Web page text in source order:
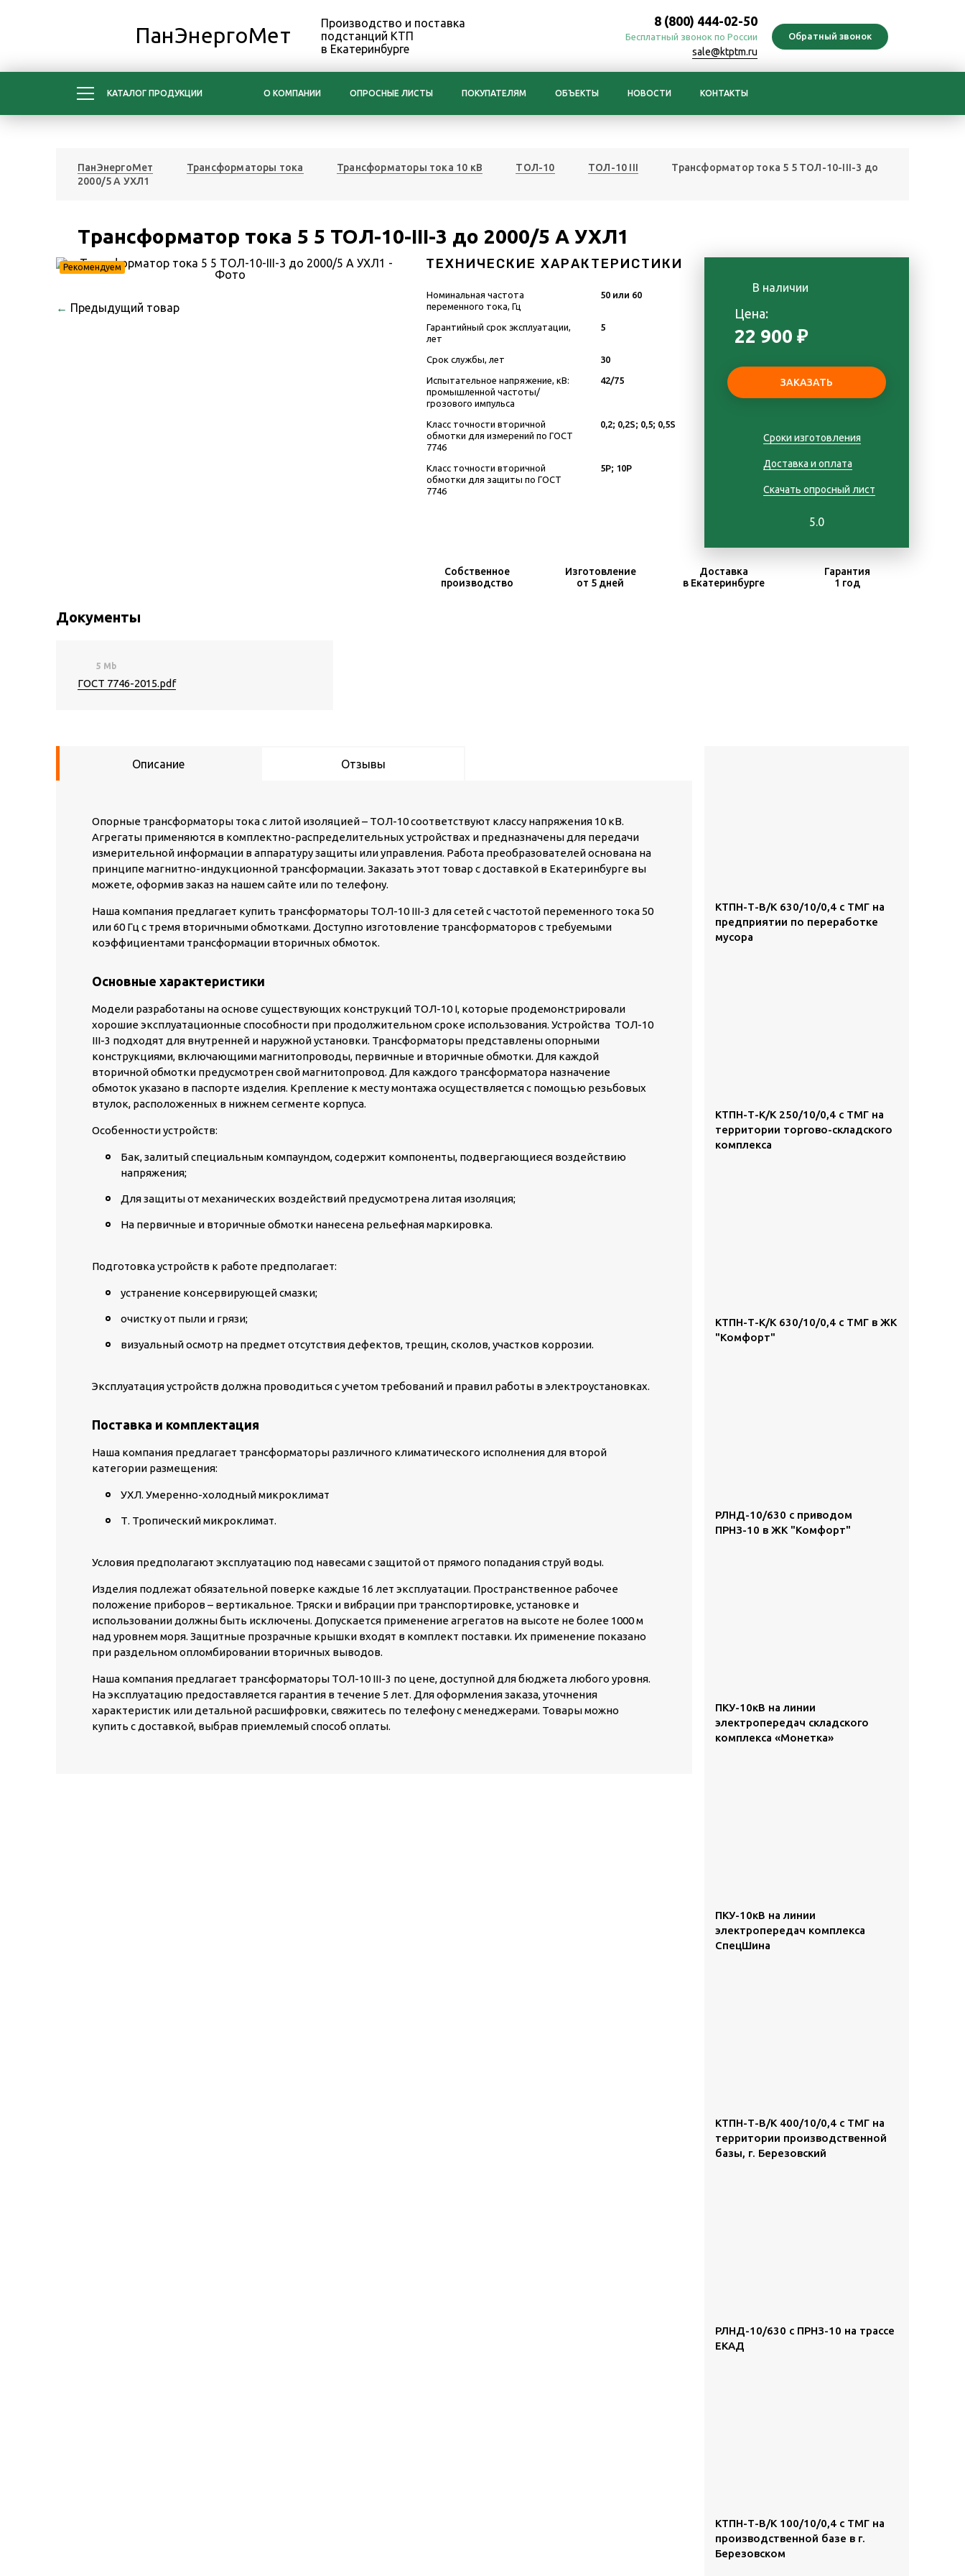
ПанЭнергоМет
Производство и поставка
подстанций КТП
в Екатеринбурге
8 (800) 444-02-50
Бесплатный звонок по России
sale@ktptm.ru
КАТАЛОГ ПРОДУКЦИИ О КОМПАНИИ ОПРОСНЫЕ ЛИСТЫ ПОКУПАТЕЛЯМ ОБЪЕКТЫ НОВОСТИ КОНТАКТЫ
ПанЭнергоМет Трансформаторы тока Трансформаторы тока 10 кВ ТОЛ-10 ТОЛ-10 III
Трансформатор тока 5 5 ТОЛ-10-III-3 до
2000/5 А УХЛ1
Трансформатор тока 5 5 ТОЛ-10-III-3 до 2000/5 А УХЛ1
Рекомендуем
← Предыдущий товар
ТЕХНИЧЕСКИЕ ХАРАКТЕРИСТИКИ
Номинальная частота
переменного тока, Гц
50 или 60
Гарантийный срок эксплуатации,
лет
5
Срок службы, лет 30
Испытательное напряжение, кВ:
промышленной частоты/
грозового импульса
42/75
Класс точности вторичной
обмотки для измерений по ГОСТ
7746
0,2; 0,2S; 0,5; 0,5S
Класс точности вторичной
обмотки для защиты по ГОСТ
7746
5Р; 10Р
В наличии
Цена:
22 900 ₽
Сроки изготовления
Доставка и оплата
Скачать опросный лист
5.0
Собственное
производство
Изготовление
от 5 дней
Доставка
в Екатеринбурге
Гарантия
1 год
Документы
5 Mb
ГОСТ 7746-2015.pdf
Описание Отзывы
Опорные трансформаторы тока с литой изоляцией – ТОЛ-10 соответствуют классу напряжения 10 кВ.
Агрегаты применяются в комплектно-распределительных устройствах и предназначены для передачи
измерительной информации в аппаратуру защиты или управления. Работа преобразователей основана на
принципе магнитно-индукционной трансформации. Заказать этот товар с доставкой в Екатеринбурге вы
можете, оформив заказ на нашем сайте или по телефону.
Наша компания предлагает купить трансформаторы ТОЛ-10 III-3 для сетей с частотой переменного тока 50
или 60 Гц с тремя вторичными обмотками. Доступно изготовление трансформаторов с требуемыми
коэффициентами трансформации вторичных обмоток.
Основные характеристики
Модели разработаны на основе существующих конструкций ТОЛ-10 I, которые продемонстрировали
хорошие эксплуатационные способности при продолжительном сроке использования. Устройства ТОЛ-10
III-3 подходят для внутренней и наружной установки. Трансформаторы представлены опорными
конструкциями, включающими магнитопроводы, первичные и вторичные обмотки. Для каждой
вторичной обмотки предусмотрен свой магнитопровод. Для каждого трансформатора назначение
обмоток указано в паспорте изделия. Крепление к месту монтажа осуществляется с помощью резьбовых
втулок, расположенных в нижнем сегменте корпуса.
Особенности устройств:
Бак, залитый специальным компаундом, содержит компоненты, подвергающиеся воздействию
напряжения;
Для защиты от механических воздействий предусмотрена литая изоляция;
На первичные и вторичные обмотки нанесена рельефная маркировка.
Подготовка устройств к работе предполагает:
устранение консервирующей смазки;
очистку от пыли и грязи;
визуальный осмотр на предмет отсутствия дефектов, трещин, сколов, участков коррозии.
Эксплуатация устройств должна проводиться с учетом требований и правил работы в электроустановках.
Поставка и комплектация
Наша компания предлагает трансформаторы различного климатического исполнения для второй
категории размещения:
УХЛ. Умеренно-холодный микроклимат
Т. Тропический микроклимат.
Условия предполагают эксплуатацию под навесами с защитой от прямого попадания струй воды.
Изделия подлежат обязательной поверке каждые 16 лет эксплуатации. Пространственное рабочее
положение приборов – вертикальное. Тряски и вибрации при транспортировке, установке и
использовании должны быть исключены. Допускается применение агрегатов на высоте не более 1000 м
над уровнем моря. Защитные прозрачные крышки входят в комплект поставки. Их применение показано
при раздельном опломбировании вторичных выводов.
Наша компания предлагает трансформаторы ТОЛ-10 III-3 по цене, доступной для бюджета любого уровня.
На эксплуатацию предоставляется гарантия в течение 5 лет. Для оформления заказа, уточнения
характеристик или детальной расшифровки, свяжитесь по телефону с менеджерами. Товары можно
купить с доставкой, выбрав приемлемый способ оплаты.
КТПН-Т-В/К 630/10/0,4 с ТМГ на
предприятии по переработке
мусора
КТПН-Т-К/К 250/10/0,4 с ТМГ на
территории торгово-складского
комплекса
КТПН-Т-К/К 630/10/0,4 с ТМГ в ЖК
"Комфорт"
РЛНД-10/630 с приводом
ПРНЗ-10 в ЖК "Комфорт"
ПКУ-10кВ на линии
электропередач складского
комплекса «Монетка»
ПКУ-10кВ на линии
электропередач комплекса
СпецШина
КТПН-Т-В/К 400/10/0,4 с ТМГ на
территории производственной
базы, г. Березовский
РЛНД-10/630 с ПРНЗ-10 на трассе
ЕКАД
КТПН-Т-В/К 100/10/0,4 с ТМГ на
производственной базе в г.
Березовском